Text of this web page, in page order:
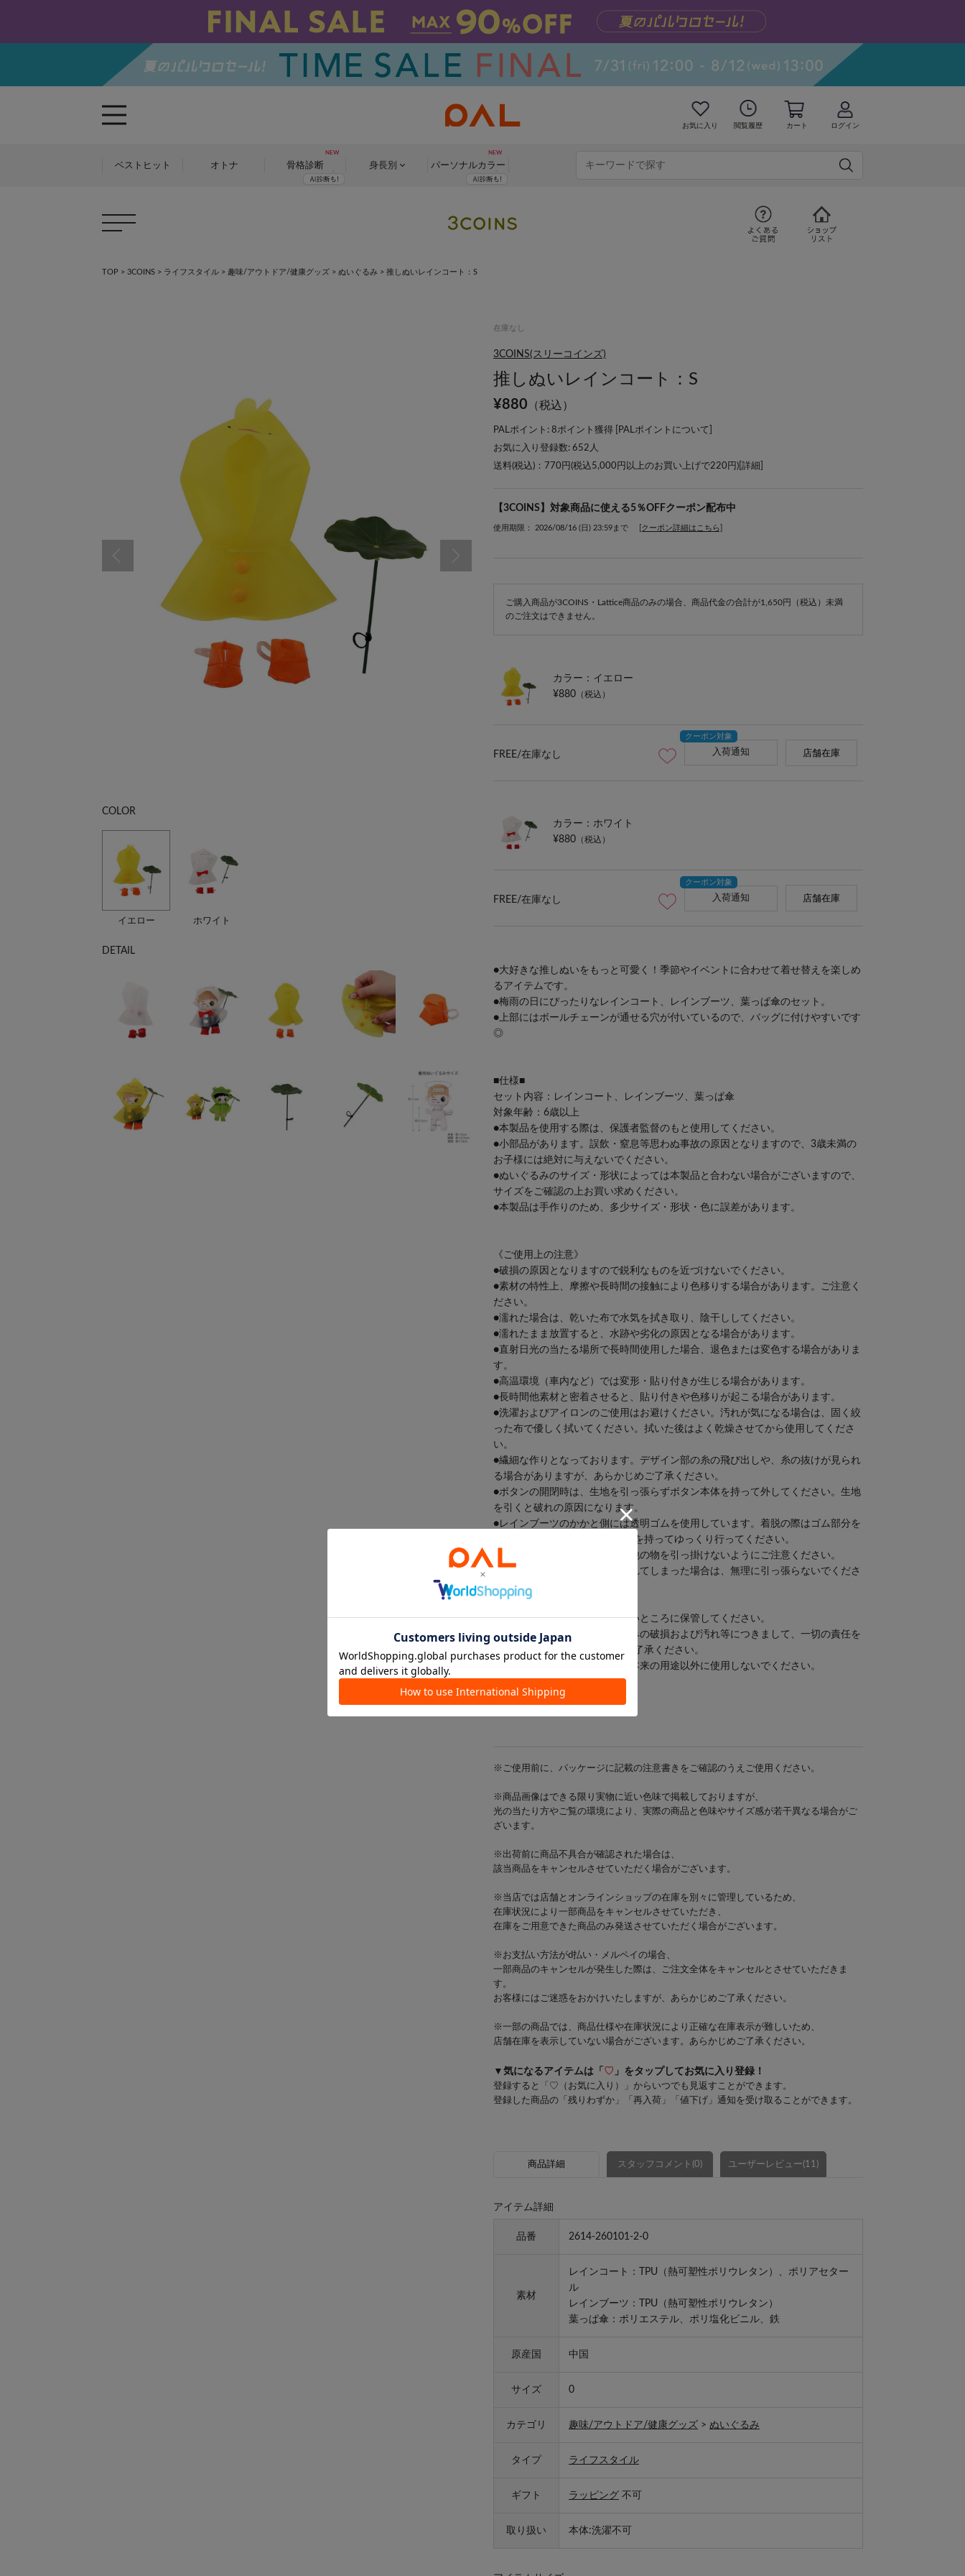
お気に入り 閲覧履歴 カート ログイン
ベストヒット オトナ 骨格診断 身長別 パーソナルカラー
TOP > 3COINS > ライフスタイル > 趣味/アウトドア/健康グッズ > ぬいぐるみ > 推しぬいレインコート：S
COLOR
イエロー ホワイト
DETAIL
在庫なし
3COINS(スリーコインズ)
推しぬいレインコート：S
¥880 （税込）
PALポイント: 8ポイント獲得 [ PALポイントについて
お気に入り登録数: 652 人
送料(税込)：770円(税込5,000円以上のお買い上げで220円)[ 詳細
【3COINS】対象商品に使える5％OFFクーポン配布中
使用期限： 2026/08/16 (日) 23:59まで [クーポン詳細はこちら]
ご購入商品が3COINS・Lattice商品のみの場合、商品代金の合計が1,650円（税込）未満
のご注文はできません。
カラー：イエロー
¥880 （税込）
FREE/在庫なし 入荷通知 店舗在庫
カラー：ホワイト
¥880 （税込）
FREE/在庫なし 入荷通知 店舗在庫
●大好きな推しぬいをもっと可愛く！季節やイベントに合わせて着せ替えを楽しめ
るアイテムです。
●梅雨の日にぴったりなレインコート、レインブーツ、葉っぱ傘のセット。
●上部にはボールチェーンが通せる穴が付いているので、バッグに付けやすいです
◎
■仕様■
セット内容：レインコート、レインブーツ、葉っぱ傘
対象年齢：6歳以上
●本製品を使用する際は、保護者監督のもと使用してください。
●小部品があります。誤飲・窒息等思わぬ事故の原因となりますので、3歳未満の
お子様には絶対に与えないでください。
●ぬいぐるみのサイズ・形状によっては本製品と合わない場合がございますので、
サイズをご確認の上お買い求めください。
●本製品は手作りのため、多少サイズ・形状・色に誤差があります。
《ご使用上の注意》
●破損の原因となりますので鋭利なものを近づけないでください。
●素材の特性上、摩擦や長時間の接触により色移りする場合があります。ご注意く
ださい。
●濡れた場合は、乾いた布で水気を拭き取り、陰干ししてください。
●濡れたまま放置すると、水跡や劣化の原因となる場合があります。
●直射日光の当たる場所で長時間使用した場合、退色または変色する場合がありま
す。
●高温環境（車内など）では変形・貼り付きが生じる場合があります。
●長時間他素材と密着させると、貼り付きや色移りが起こる場合があります。
●洗濯およびアイロンのご使用はお避けください。汚れが気になる場合は、固く絞
った布で優しく拭いてください。拭いた後はよく乾燥させてから使用してくださ
い。
●繊細な作りとなっております。デザイン部の糸の飛び出しや、糸の抜けが見られ
る場合がありますが、あらかじめご了承ください。
●ボタンの開閉時は、生地を引っ張らずボタン本体を持って外してください。生地
を引くと破れの原因になります。
●レインブーツのかかと側には透明ゴムを使用しています。着脱の際はゴム部分を
無理に引っ張らず、ブーツ本体を持ってゆっくり行ってください。
●お取り扱いの際は強い摩擦や他の物を引っ掛けないようにご注意ください。
●使用中、デザイン部の糸が切れてしまった場合は、無理に引っ張らないでくださ
い。
●お子様やペットの手の届かないところに保管してください。
●本製品の使用によるぬいぐるみの破損および汚れ等につきまして、一切の責任を
負いかねますのであらかじめご了承ください。
●本製品はぬいぐるみ用です。本来の用途以外に使用しないでください。
/推し活/
※ご使用前に、パッケージに記載の注意書きをご確認のうえご使用ください。
※商品画像はできる限り実物に近い色味で掲載しておりますが、
光の当たり方やご覧の環境により、実際の商品と色味やサイズ感が若干異なる場合がご
ざいます。
※出荷前に商品不具合が確認された場合は、
該当商品をキャンセルさせていただく場合がございます。
※当店では店舗とオンラインショップの在庫を別々に管理しているため、
在庫状況により一部商品をキャンセルさせていただき、
在庫をご用意できた商品のみ発送させていただく場合がございます。
※お支払い方法がd払い・メルペイの場合、
一部商品のキャンセルが発生した際は、ご注文全体をキャンセルとさせていただきま
す。
お客様にはご迷惑をおかけいたしますが、あらかじめご了承ください。
※一部の商品では、商品仕様や在庫状況により正確な在庫表示が難しいため、
店舗在庫を表示していない場合がございます。あらかじめご了承ください。
▼気になるアイテムは「 ♡ 」をタップしてお気に入り登録！
登録すると「♡（お気に入り）」からいつでも見返すことができます。
登録した商品の「残りわずか」「再入荷」「値下げ」通知を受け取ることができます。
商品詳細 スタッフコメント(0) ユーザーレビュー(11)
アイテム詳細
品番 2614-260101-2-0
素材
レインコート：TPU（熱可塑性ポリウレタン）、ポリアセター
ル
レインブーツ：TPU（熱可塑性ポリウレタン）
葉っぱ傘：ポリエステル、ポリ塩化ビニル、鉄
原産国 中国
サイズ 0
カテゴリ 趣味/アウトドア/健康グッズ > ぬいぐるみ
タイプ ライフスタイル
ギフト ラッピング 不可
取り扱い 本体:洗濯不可